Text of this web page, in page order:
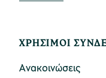
ΧΡΉΣΙΜΟΙ
Ανακοινώσεις